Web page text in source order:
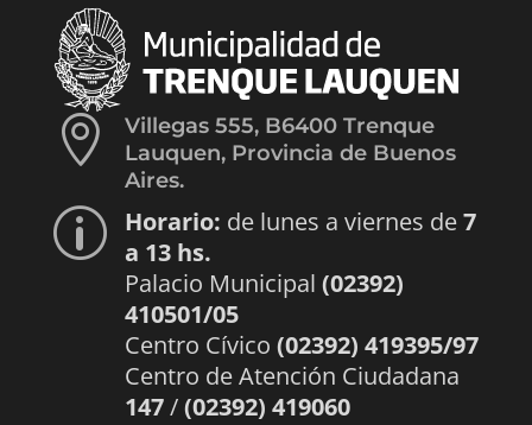

Villegas 555, B6400 Trenque
Lauquen, Provincia de Buenos
Aires.
p Horario: de lunes a viernes de7
a 13 hs.
Palacio Municipal (02392)
410501/05
Centro Cívico (02392) 419395/97
Centro de Atención Ciudadana
147/(02392) 419060